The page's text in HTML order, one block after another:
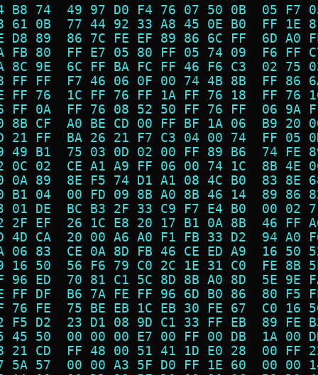
B8 74  49 97 D0 F4 76 07 50 0B  05
61 0B  77 44 92 33 A8 45 0E B0  FF
D8 89  86 7C FE EF 89 86 6C FF  6D
FB 80  FF E7 05 80 FF 05 74 09  F6
8C 9E  6C FF BA FC FF 46 F6 C3  02
FF FF  F7 46 06 0F 00 74 4B 8B  FF
FF 76  1C FF 76 FF 1A FF 76 18  FF
FF 0A  FF 76 08 52 50 FF 76 FF  06
8B CF  A0 BE CD 00 FF BF 1A 06  B9
21 FF  BA 26 21 F7 C3 04 00 74  FF
49 B1  75 03 0D 02 00 FF 89 B6  74
0C 02  CE A1 A9 FF 06 00 74 1C  8B
0A 89  8E F5 74 D1 A1 08 4C B0  83
B1 04  00 FD 09 8B A0 8B 46 14  89
01 DE  BC B3 2F 33 C9 F7 E4 B0  00
2F EF  26 1C E8 20 17 B1 0A 8B  46
4D CA  20 00 A6 A0 F1 FB 33 D2  94
06 83  CE 0A 8D FB 46 CE ED A9  16
16 50  56 F6 79 C0 2C 1E 31 C0  FE
96 ED  70 81 C1 5C 8D 8B A0 8D  5E
FF DF  B6 7A FE FF 96 6D B0 86  80
76 FE  75 BE EB 1C EB 30 FE 67  C0
F5 D2  23 D1 08 9D C1 33 FF EB  89
45 50  00 00 00 E7 00 FF 00 DB  1A
21 CD  FF 48 00 51 41 1D E0 28  00
5A 57  00 00 A3 5F D0 FF 1E 60  00